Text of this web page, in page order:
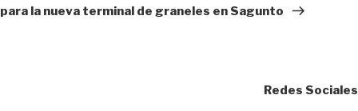
para la nueva terminal de graneles en Sagunto
Redes Sociales